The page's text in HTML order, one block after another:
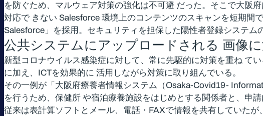
を防ぐため、マルウェア対策の強化は不可避 だった。そこで大阪
対応で きない Salesforce 環境上のコンテンツのスキャンを短期
Salesforce」を採用。セキュリティを担保した陽性者登録システム
公共システムにアップロードされる 画像
新型コロナウイルス感染症に対して、常に先駆的に対策を重ね て
に加え、ICTを効果的に 活用しながら対策に取り組んでいる。
その一例が「大阪府療養者情報システム（Osaka-Covid19-
を行うため、保健所 や宿泊療養施設をはじめとする関係者と、申
従来は表計算ソフトとメール、電話・FAXで情報を共有していた